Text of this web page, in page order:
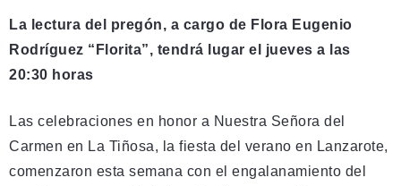
La lectura del pregón, a cargo de Flora Eugenio
Rodríguez “Florita”, tendrá lugar el jueves a las
20:30 horas
Las celebraciones en honor a Nuestra Señora del
Carmen en La Tiñosa, la fiesta del verano en Lanzarote,
comenzaron esta semana con el engalanamiento del